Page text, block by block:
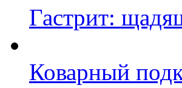
Гастрит:
Коварный